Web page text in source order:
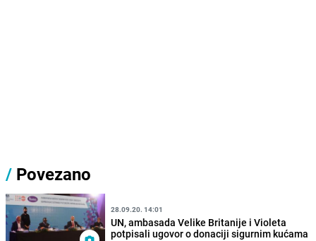
/ Povezano
28.09.20. 14:01
UN, ambasada Velike Britanije i Violeta
potpisali ugovor o donaciji sigurnim kućama